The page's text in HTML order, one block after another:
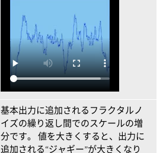
基本出力に追加されるフラクタルノ
イズの繰り返し間でのスケールの増
分です。 値を大きくすると、出力に
追加される“ジャギー”が大きくなり